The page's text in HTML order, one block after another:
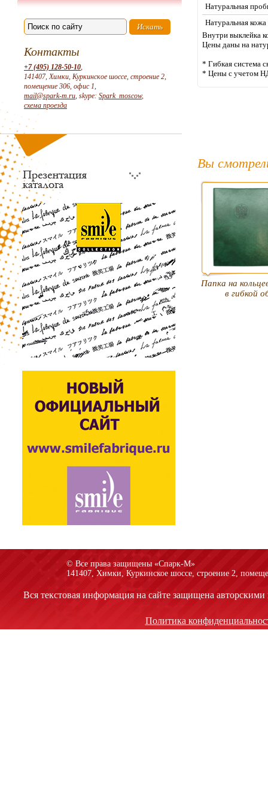
Контакты
+7 (495) 128-50-10,
141407, Химки, Куркинское шоссе, строение 2,
помещение 306, офис 1,
mail@spark-m.ru, skype: Spark_moscow,
схема проезда
Натуральная
Натуральная кожа
Внутри выклейка
Цены даны на
* Гибкая система
* Цены с учетом
Вы
Папка на
в гибкой
© Все права защищены «Спарк-M»
141407, Химки, Куркинское шоссе, строение 2,
Вся текстовая информация на сайте защищена
Политика